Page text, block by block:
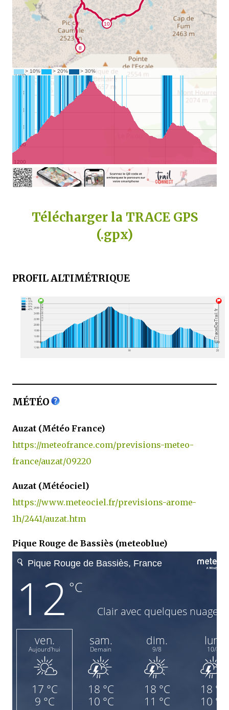
Télécharger la TRACE GPS
(.gpx)
PROFIL ALTIMÉTRIQUE
MÉTÉO
Auzat (Météo France)
https://meteofrance.com/previsions-meteo-
france/auzat/09220
Auzat (Météociel)
https://www.meteociel.fr/previsions-arome-
1h/2441/auzat.htm
Pique Rouge de Bassiès (meteoblue)